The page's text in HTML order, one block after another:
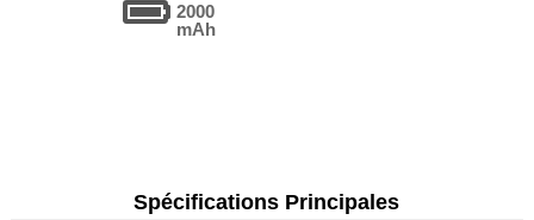
2000
mAh
Spécifications Principales